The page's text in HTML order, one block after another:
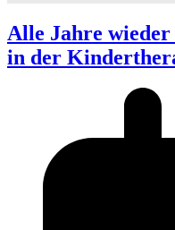
Alle Jahre wieder
in der